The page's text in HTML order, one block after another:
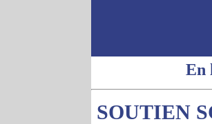
En
SOUTIEN